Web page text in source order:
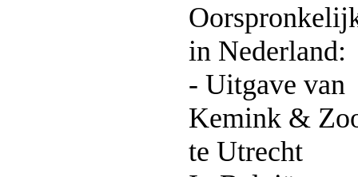
in Nederland:
- Uitgave van
Kemink &
te Utrecht